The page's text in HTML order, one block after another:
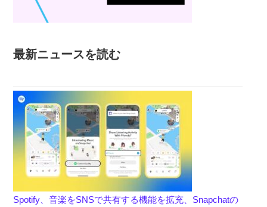
最新ニュースを読む
Spotify、音楽をSNSで共有する機能を拡充、Snapchatの